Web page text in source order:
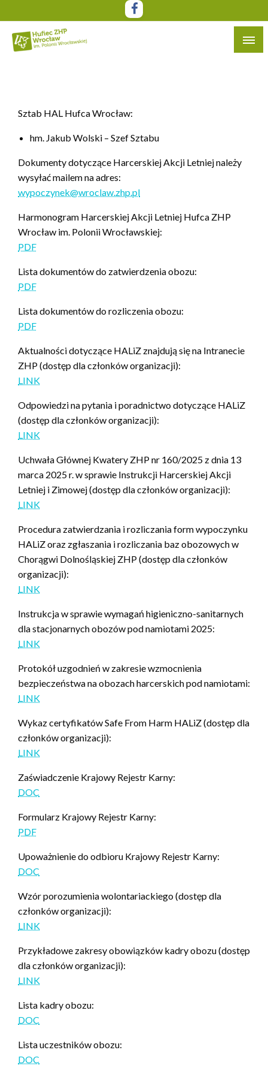
do
treści
Sztab HAL Hufca Wrocław:
hm. Jakub Wolski – Szef Sztabu
Dokumenty dotyczące Harcerskiej Akcji Letniej należy
wysyłać mailem na adres:
wypoczynek@wroclaw.zhp.pl
Harmonogram Harcerskiej Akcji Letniej Hufca ZHP
Wrocław im. Polonii Wrocławskiej:
PDF
Lista dokumentów do zatwierdzenia obozu:
PDF
Lista dokumentów do rozliczenia obozu:
PDF
Aktualności dotyczące HALiZ znajdują się na Intranecie
ZHP (dostęp dla członków organizacji):
LINK
Odpowiedzi na pytania i poradnictwo dotyczące HALiZ
(dostęp dla członków organizacji):
LINK
Uchwała Głównej Kwatery ZHP nr 160/2025 z dnia 13
marca 2025 r. w sprawie Instrukcji Harcerskiej Akcji
Letniej i Zimowej (dostęp dla członków organizacji):
LINK
Procedura zatwierdzania i rozliczania form wypoczynku
HALiZ oraz zgłaszania i rozliczania baz obozowych w
Chorągwi Dolnośląskiej ZHP (dostęp dla członków
organizacji):
LINK
Instrukcja w sprawie wymagań higieniczno-sanitarnych
dla stacjonarnych obozów pod namiotami 2025:
LINK
Protokół uzgodnień w zakresie wzmocnienia
bezpieczeństwa na obozach harcerskich pod namiotami:
LINK
Wykaz certyfikatów Safe From Harm HALiZ (dostęp dla
członków organizacji):
LINK
Zaświadczenie Krajowy Rejestr Karny:
DOC
Formularz Krajowy Rejestr Karny:
PDF
Upoważnienie do odbioru Krajowy Rejestr Karny:
DOC
Wzór porozumienia wolontariackiego (dostęp dla
członków organizacji):
LINK
Przykładowe zakresy obowiązków kadry obozu (dostęp
dla członków organizacji):
LINK
Lista kadry obozu:
DOC
Lista uczestników obozu:
DOC